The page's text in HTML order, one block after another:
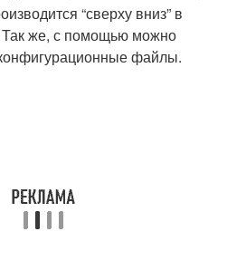
“сверху вниз” в
Так же, с помощью можно
файлы.